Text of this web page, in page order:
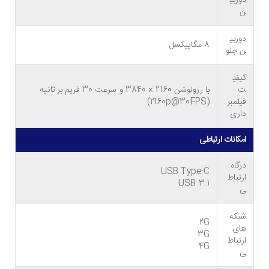
پردازنده مرکزی تبلت با رم 4 گیگ سامسونگ مدل
Tab S5e
از هشت هسته تشکیل می شود؛ دو هسته پرقدرت
گیگاهرتزی Kryo 360 Silver. سامسونگ در این پردازنده از
Qualcomm استفاده کرده که طی فرآیندی ده نانومتری تولید
ن
دوربی
ن جلو
8 مگاپیکسل
کیفی
ت
فیلمبر
داری
با رزولوشن 2160 × 3840 و سرعت 30 فریم بر ثانیه
(2160p@30FPS)
امکانات ارتباطی
درگاه
ارتباط
ی
USB Type-C
USB 3.1
شبکه
های
ارتباط
ی
2G
3G
4G